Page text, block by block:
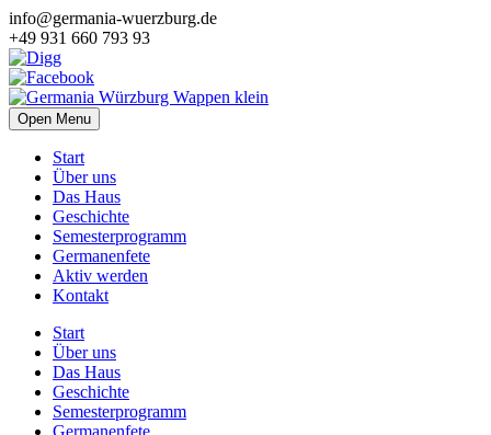
info@germania-wuerzburg.de
+49 931 660 793 93
Open Menu
Start
Über uns
Das Haus
Geschichte
Semesterprogramm
Germanenfete
Aktiv werden
Kontakt
Start
Über uns
Das Haus
Geschichte
Semesterprogramm
Germanenfete